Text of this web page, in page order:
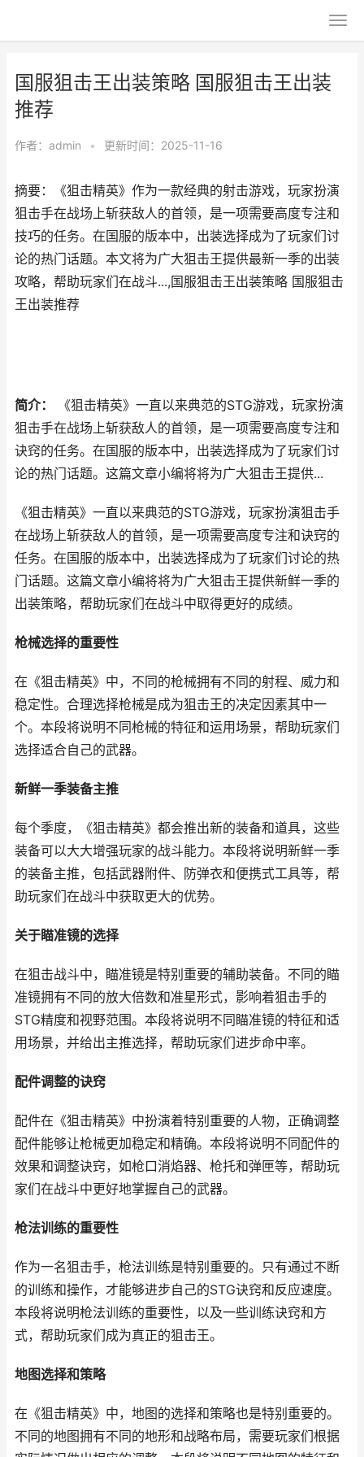
国服狙击王出装策略 国服狙击王出装
推荐
作者： admin • 更新时间：2025-11-16
摘要：《狙击精英》作为一款经典的射击游戏，玩家扮演
狙击手在战场上斩获敌人的首领，是一项需要高度专注和
技巧的任务。在国服的版本中，出装选择成为了玩家们讨
论的热门话题。本文将为广大狙击王提供最新一季的出装
攻略，帮助玩家们在战斗...,国服狙击王出装策略 国服狙击
王出装推荐
简介：
《狙击精英》一直以来典范的STG游戏，玩家扮演
狙击手在战场上斩获敌人的首领，是一项需要高度专注和
诀窍的任务。在国服的版本中，出装选择成为了玩家们讨
论的热门话题。这篇文章小编将将为广大狙击王提供...
《狙击精英》一直以来典范的STG游戏，玩家扮演狙击手
在战场上斩获敌人的首领，是一项需要高度专注和诀窍的
任务。在国服的版本中，出装选择成为了玩家们讨论的热
门话题。这篇文章小编将将为广大狙击王提供新鲜一季的
出装策略，帮助玩家们在战斗中取得更好的成绩。
枪械选择的重要性
在《狙击精英》中，不同的枪械拥有不同的射程、威力和
稳定性。合理选择枪械是成为狙击王的决定因素其中一
个。本段将说明不同枪械的特征和运用场景，帮助玩家们
选择适合自己的武器。
新鲜一季装备主推
每个季度，《狙击精英》都会推出新的装备和道具，这些
装备可以大大增强玩家的战斗能力。本段将说明新鲜一季
的装备主推，包括武器附件、防弹衣和便携式工具等，帮
助玩家们在战斗中获取更大的优势。
关于瞄准镜的选择
在狙击战斗中，瞄准镜是特别重要的辅助装备。不同的瞄
准镜拥有不同的放大倍数和准星形式，影响着狙击手的
STG精度和视野范围。本段将说明不同瞄准镜的特征和适
用场景，并给出主推选择，帮助玩家们进步命中率。
配件调整的诀窍
配件在《狙击精英》中扮演着特别重要的人物，正确调整
配件能够让枪械更加稳定和精确。本段将说明不同配件的
效果和调整诀窍，如枪口消焰器、枪托和弹匣等，帮助玩
家们在战斗中更好地掌握自己的武器。
枪法训练的重要性
作为一名狙击手，枪法训练是特别重要的。只有通过不断
的训练和操作，才能够进步自己的STG诀窍和反应速度。
本段将说明枪法训练的重要性，以及一些训练诀窍和方
式，帮助玩家们成为真正的狙击王。
地图选择和策略
在《狙击精英》中，地图的选择和策略也是特别重要的。
不同的地图拥有不同的地形和战略布局，需要玩家们根据